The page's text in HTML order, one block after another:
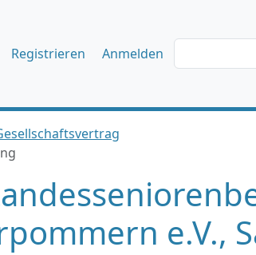
Registrieren Anmelden
e.V.,